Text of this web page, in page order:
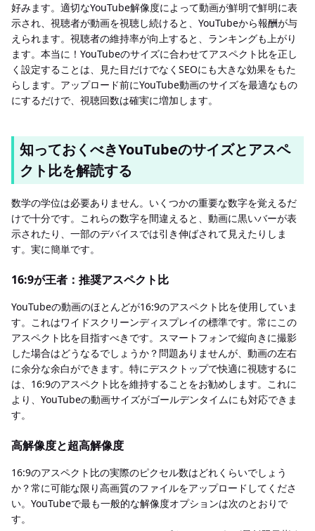
好みます。適切なYouTube解像度によって動画が鮮明で鮮明に表
示され、視聴者が動画を視聴し続けると、YouTubeから報酬が与
えられます。視聴者の維持率が向上すると、ランキングも上がり
ます。本当に！YouTubeのサイズに合わせてアスペクト比を正し
く設定することは、見た目だけでなくSEOにも大きな効果をもた
らします。アップロード前にYouTube動画のサイズを最適なもの
にするだけで、視聴回数は確実に増加します。
知っておくべきYouTubeのサイズとアスペ
クト比を解読する
数学の学位は必要ありません。いくつかの重要な数字を覚えるだ
けで十分です。これらの数字を間違えると、動画に黒いバーが表
示されたり、一部のデバイスでは引き伸ばされて見えたりしま
す。実に簡単です。
16:9が王者：推奨アスペクト比
YouTubeの動画のほとんどが16:9のアスペクト比を使用していま
す。これはワイドスクリーンディスプレイの標準です。常にこの
アスペクト比を目指すべきです。スマートフォンで縦向きに撮影
した場合はどうなるでしょうか？問題ありませんが、動画の左右
に余分な余白ができます。特にデスクトップで快適に視聴するに
は、16:9のアスペクト比を維持することをお勧めします。これに
より、YouTubeの動画サイズがゴールデンタイムにも対応できま
す。
高解像度と超高解像度
16:9のアスペクト比の実際のピクセル数はどれくらいでしょう
か？常に可能な限り高画質のファイルをアップロードしてくださ
い。YouTubeで最も一般的な解像度オプションは次のとおりで
す。